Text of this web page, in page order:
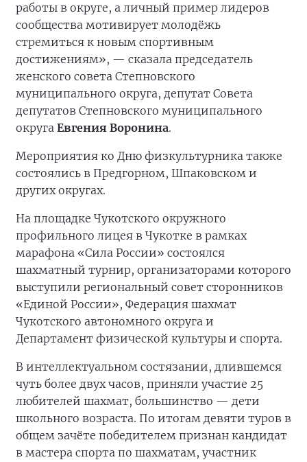
работы в округе, а личный пример лидеров
сообщества мотивирует молодёжь
стремиться к новым спортивным
достижениям», — сказала председатель
женского совета Степновского
муниципального округа, депутат Совета
депутатов Степновского муниципального
округа Евгения Воронина.
Мероприятия ко Дню физкультурника также
состоялись в Предгорном, Шпаковском и
других округах.
На площадке Чукотского окружного
профильного лицея в Чукотке в рамках
марафона «Сила России» состоялся
шахматный турнир, организаторами которого
выступили региональный совет сторонников
«Единой России», Федерация шахмат
Чукотского автономного округа и
Департамент физической культуры и спорта.
В интеллектуальном состязании, длившемся
чуть более двух часов, приняли участие 25
любителей шахмат, большинство — дети
школьного возраста. По итогам девяти туров в
общем зачёте победителем признан кандидат
в мастера спорта по шахматам, участник